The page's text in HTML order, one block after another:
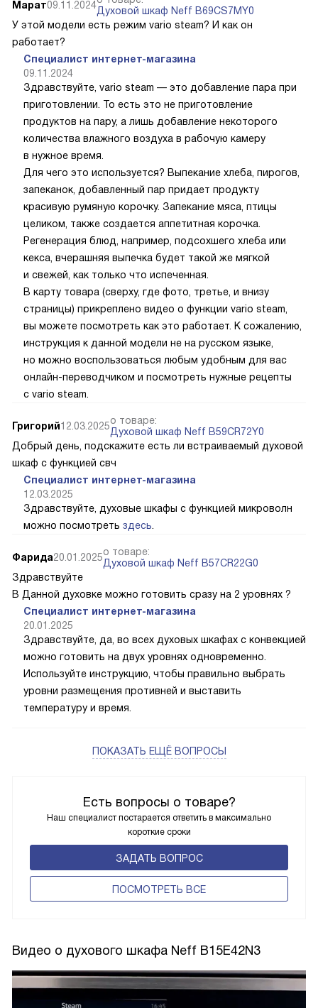
Есть вопросы о товаре?
Наш специалист постарается ответить в максимально
короткие сроки
ЗАДАТЬ ВОПРОС
ПОCМОТРЕТЬ ВСЕ
Марат09.11.2024Духовой шкаф Neff B69CS7MY0
У этой модели есть режим vario steam? И как он
работает?
Специалист интернет-магазина
09.11.2024
Здравствуйте, vario steam — это добавление пара при
приготовлении. То есть это не приготовление
продуктов на пару, а лишь добавление некоторого
количества влажного воздуха в рабочую камеру
в нужное время.
Для чего это используется? Выпекание хлеба, пирогов,
запеканок, добавленный пар придает продукту
красивую румяную корочку. Запекание мяса, птицы
целиком, также создается аппетитная корочка.
Регенерация блюд, например, подсохшего хлеба или
кекса, вчерашняя выпечка будет такой же мягкой
и свежей, как только что испеченная.
В карту товара (сверху, где фото, третье, и внизу
страницы) прикреплено видео о функции vario steam,
вы можете посмотреть как это работает. К сожалению,
инструкция к данной модели не на русском языке,
но можно воспользоваться любым удобным для вас
онлайн-переводчиком и посмотреть нужные рецепты
с vario steam.
Григорий12.03.2025о товаре:
Духовой шкаф Neff B59CR72Y0
Добрый день, подскажите есть ли встраиваемый духовой
шкаф с функцией свч
Специалист интернет-магазина
12.03.2025
Здравствуйте, духовые шкафы с функцией микроволн
можно посмотреть здесь
Фарида20.01.2025о товаре:
Духовой шкаф Neff B57CR22G0
Здравствуйте
В Данной духовке можно готовить сразу на 2 уровнях ?
Специалист интернет-магазина
20.01.2025
Здравствуйте, да, во всех духовых шкафах с конвекцией
можно готовить на двух уровнях одновременно.
Используйте инструкцию, чтобы правильно выбрать
уровни размещения противней и выставить
температуру и время.
ПОКАЗАТЬ ЕЩЁ ВОПРОСЫ
Видео о духового шкафа Neff B15E42N3